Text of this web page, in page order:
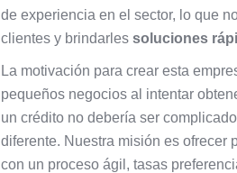
de experiencia en el sector, lo que
clientes y brindarles soluciones
La motivación para crear esta
pequeños negocios al intentar
un crédito no debería ser
diferente. Nuestra misión es ofrecer
con un proceso ágil, tasas